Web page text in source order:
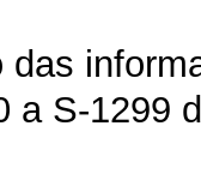
das
a S-1299